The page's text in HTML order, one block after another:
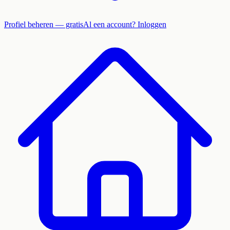
Profiel beheren — gratisAl een account? Inloggen